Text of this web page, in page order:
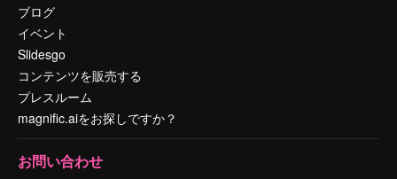
ブログ
イベント
Slidesgo
コンテンツを販売する
プレスルーム
magnific.aiをお探しですか？
お問い合わせ